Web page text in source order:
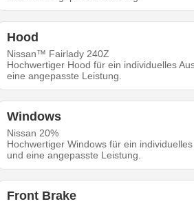
Hood
Nissan™ Fairlady 240Z
Hochwertiger Hood für ein individuelles
eine angepasste Leistung.
Windows
Nissan 20%
Hochwertiger Windows für ein
und eine angepasste Leistung.
Front Brake